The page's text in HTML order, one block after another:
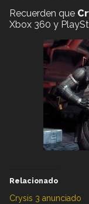
Recuerden que
Xbox 360 y
Relacionado
Crysis 3 anunciado